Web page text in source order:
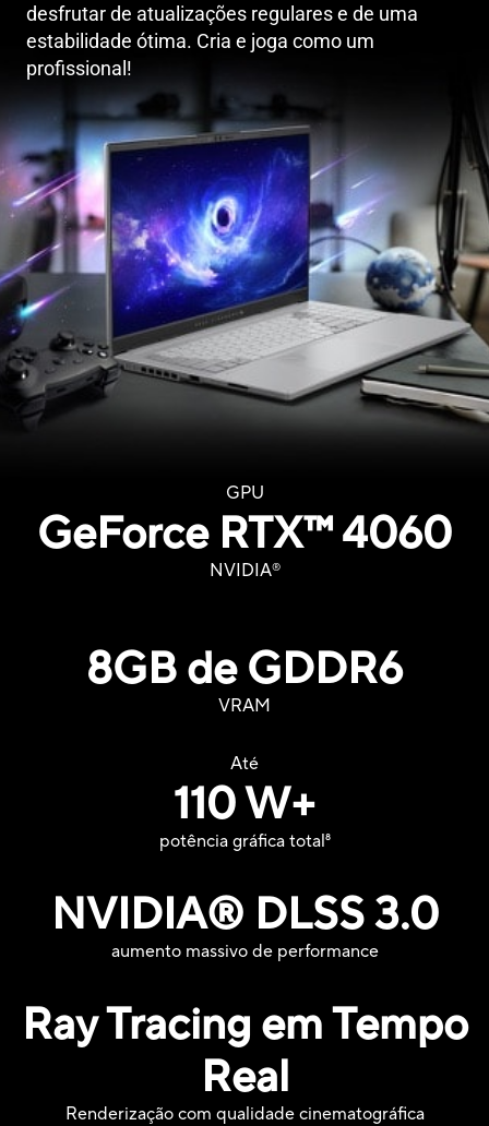
desfrutar de atualizações regulares e de uma
estabilidade ótima. Cria e joga como um
profissional!
GPU
GeForce RTX™4060
NVIDIA®
8GB de GDDR6
VRAM
Até
110 W+
potência gráfica total8
NVIDIA® DLSS 3.0
aumento massivo de performance
Ray Tracing em Tempo
Real
Renderização com qualidade cinematográfica